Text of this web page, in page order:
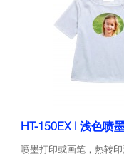
HT-150EX | 浅色喷
喷墨打印或画笔，热转